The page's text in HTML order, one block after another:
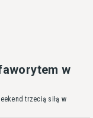
w
trzecią siłą w